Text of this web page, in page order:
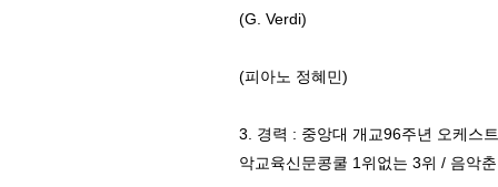
(G. Verdi)
(피아노 정혜민)
3. 경력 : 중앙대 개교96주년 오케스
악교육신문콩쿨 1위없는 3위 / 음악